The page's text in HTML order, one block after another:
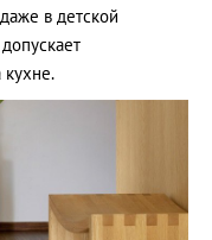
в детской
кухне.